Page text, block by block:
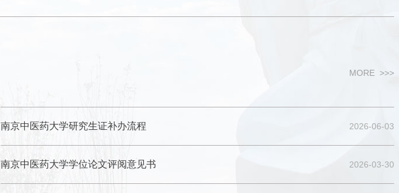
MORE >>>
南京中医药大学研究生证补办流程 2026-06-03
南京中医药大学学位论文评阅意见书 2026-03-30